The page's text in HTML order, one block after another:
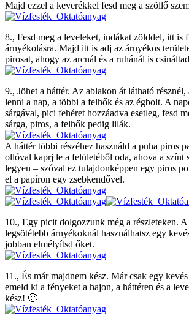
Majd ezzel a keverékkel fesd meg a szöllő
8., Fesd meg a leveleket, indákat zölddel, itt is
árnyékolásra. Majd itt is adj az árnyékos
pirosat, ahogy az arcnál és a ruhánál is
9., Jöhet a háttér. Az ablakon át látható
lenni a nap, a többi a felhők és az égbolt. A
sárgával, pici fehéret hozzáadva esetleg, fesd
sárga, piros, a felhők pedig lilák.
A háttér többi részéhez használd a puha piros
ollóval kaprj le a felületéből oda, ahova a színt
legyen – szóval ez tulajdonképpen egy piros
el a papíron egy zsebkendővel.
10., Egy picit dolgozzunk még a részleteken. A
legsötétebb árnyékoknál használhatsz egy
jobban elmélyítsd őket.
11., És már majdnem kész. Már csak egy
emeld ki a fényeket a hajon, a háttéren és a
kész! 🙂